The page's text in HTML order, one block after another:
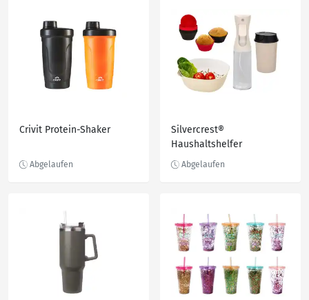
Crivit Protein-Shaker
Silvercrest®
Haushaltshelfer